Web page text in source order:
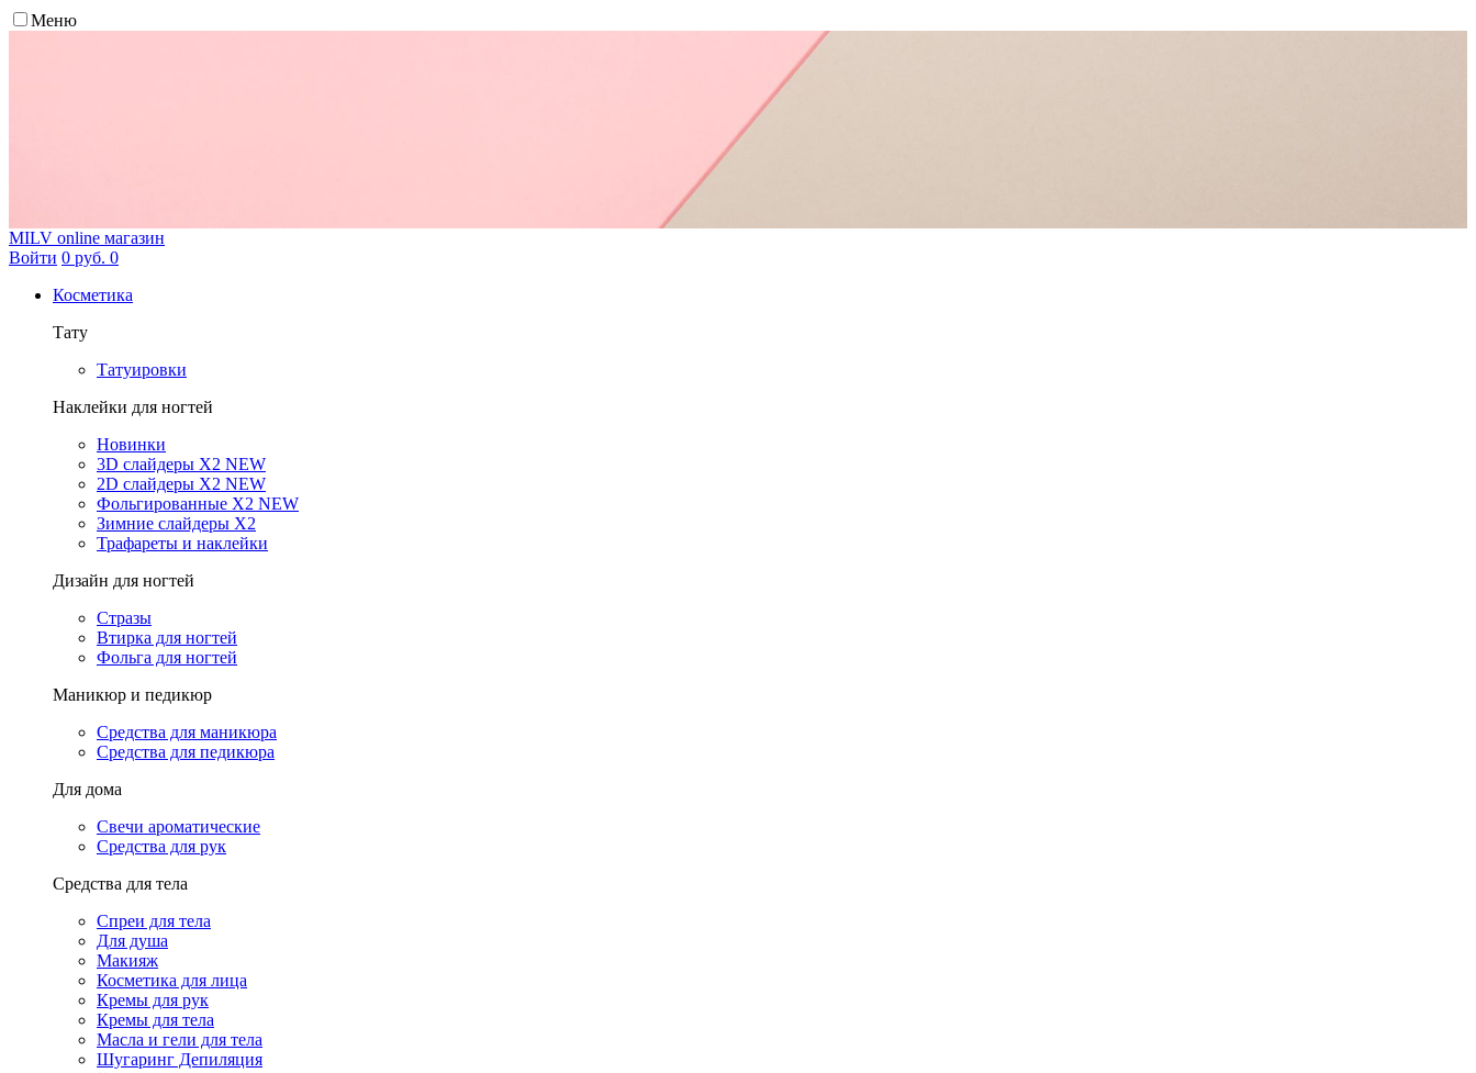
Меню
MILV online магазин
Войти 0 руб. 0
Косметика
Тату
Татуировки
Наклейки для ногтей
Новинки
3D слайдеры X2 NEW
2D слайдеры X2 NEW
Фольгированные X2 NEW
Зимние слайдеры Х2
Трафареты и наклейки
Дизайн для ногтей
Стразы
Втирка для ногтей
Фольга для ногтей
Маникюр и педикюр
Средства для маникюра
Средства для педикюра
Для дома
Свечи ароматические
Средства для рук
Средства для тела
Спреи для тела
Для душа
Макияж
Косметика для лица
Кремы для рук
Кремы для тела
Масла и гели для тела
Шугаринг Депиляция